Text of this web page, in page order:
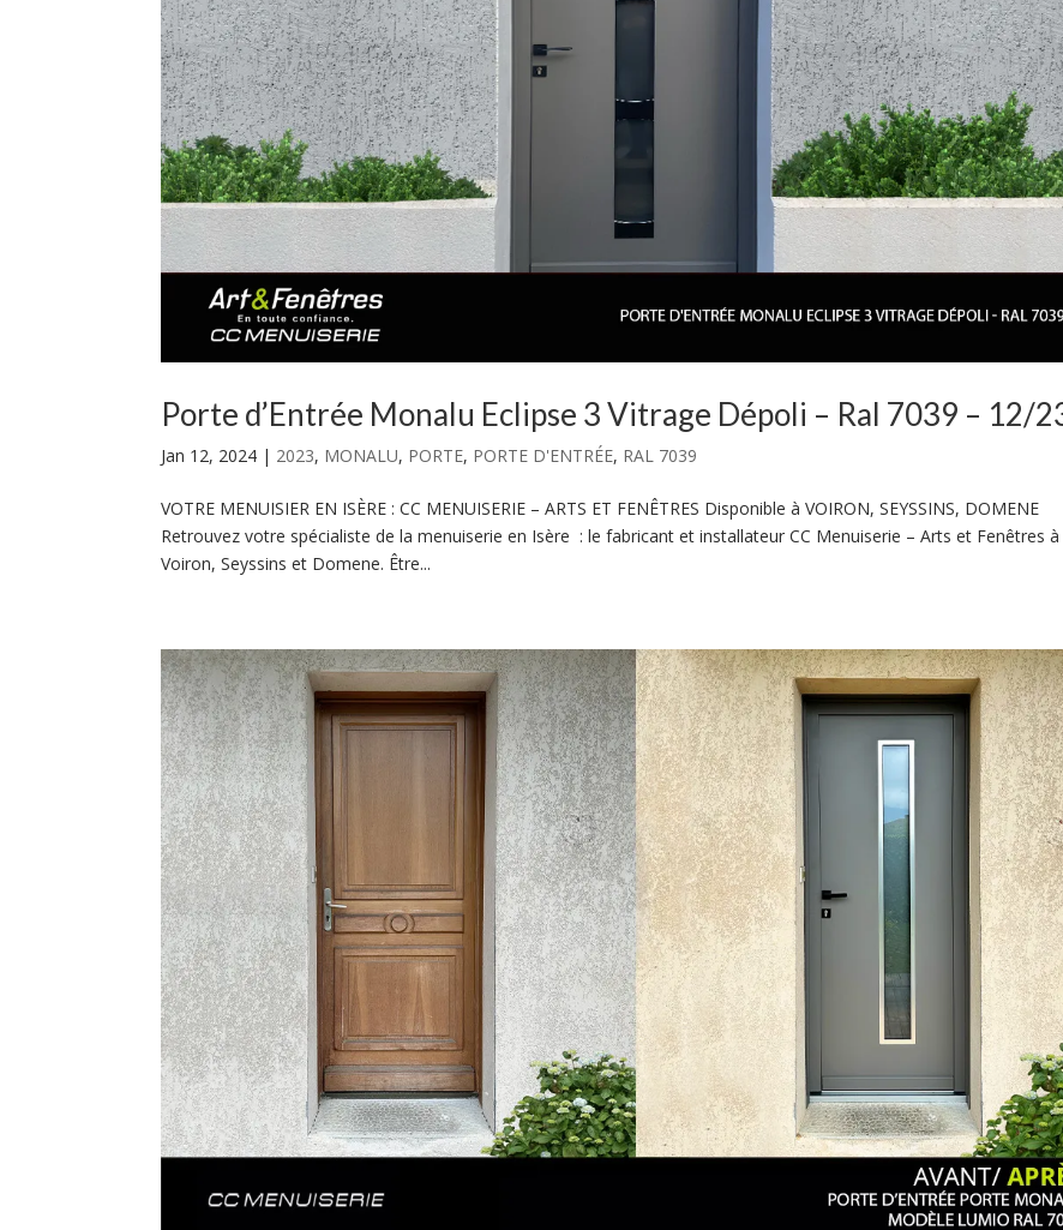
Porte d’Entrée Monalu Eclipse 3 Vitrage Dépoli – Ral 7039 – 12/
Jan 12, 2024 | 2023, MONALU, PORTE, PORTE D'ENTRÉE, RAL 7039
VOTRE MENUISIER EN ISÈRE : CC MENUISERIE – ARTS ET FENÊTRES Disponible à VOIRON, SEYSSINS, DOMENE
Retrouvez votre spécialiste de la menuiserie en Isère : le fabricant et installateur CC Menuiserie – Arts et Fenêtres à
Voiron, Seyssins et Domene. Être...